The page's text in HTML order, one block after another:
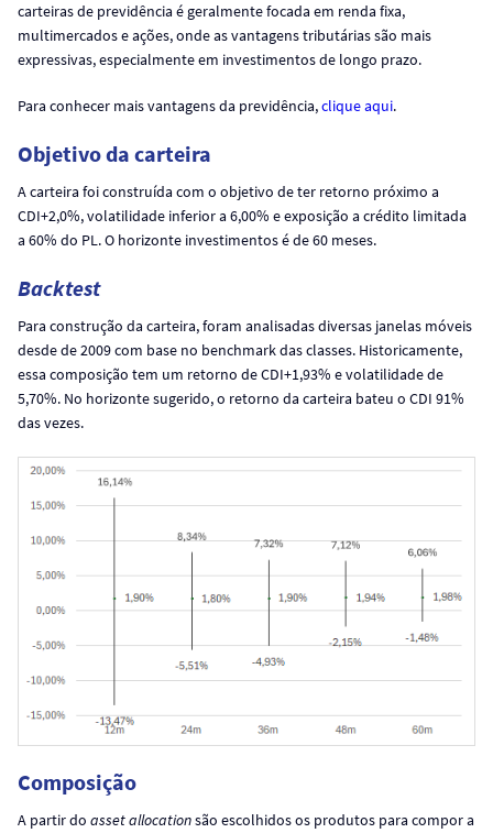
carteiras de previdência é geralmente focada em renda fixa,
multimercados e ações, onde as vantagens tributárias são mais
expressivas, especialmente em investimentos de longo prazo.
Para conhecer mais vantagens da previdência,clique aqui.
Objetivo da carteira
A carteira foi construída com o objetivo de ter retorno próximo a
CDI+2,0%, volatilidade inferior a 6,00% e exposição a crédito limitada
a 60% do PL. O horizonte investimentos é de 60 meses.
Backtest
Para construção da carteira, foram analisadas diversas janelas móveis
desde de 2009 com base no benchmark das classes. Historicamente,
essa composição tem um retorno de CDI+1,93% e volatilidade de
5,70%. No horizonte sugerido, o retorno da carteira bateu o CDI 91%
das vezes.
Composição
A partir do asset allocationsão escolhidos os produtos para compor a